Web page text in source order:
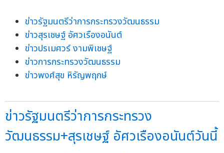
ข่าวรัฐมนตรีว่าการกระทรวงวัฒนธรรม
ข่าวสุรเชษฐ์ อัศวเรืองอนันต์
ข่าวปรเมศวร์ งามพิเชษฐ์
ข่าวการกระทรวงวัฒนธรรม
ข่าวพงศ์สุข หิรัญพฤกษ์
ข่าวรัฐมนตรีว่าการกระทรวง
วัฒนธรรม+สุรเชษฐ์ อัศวเรืองอนันต์วันนี้